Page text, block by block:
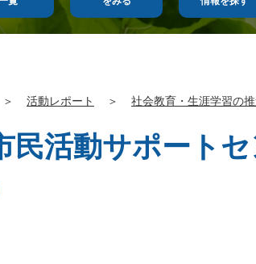
＞ 活動レポート ＞ 社会教育・生涯学習の
民活動サポート